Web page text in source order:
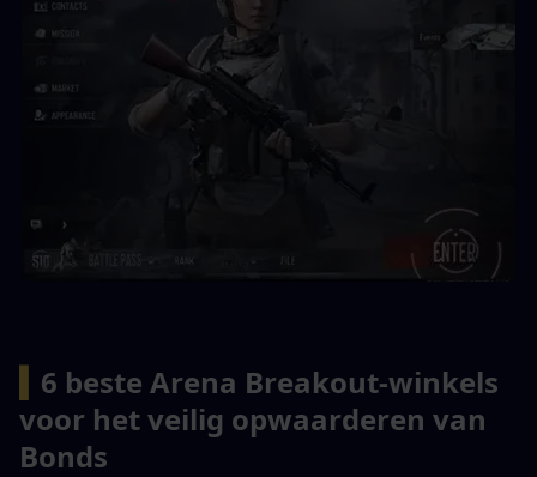
6 beste Arena Breakout-winkels
voor het veilig opwaarderen van
Bonds